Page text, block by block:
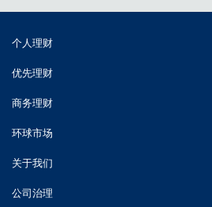
个人理财
优先理财
商务理财
环球市场
关于我们
公司治理